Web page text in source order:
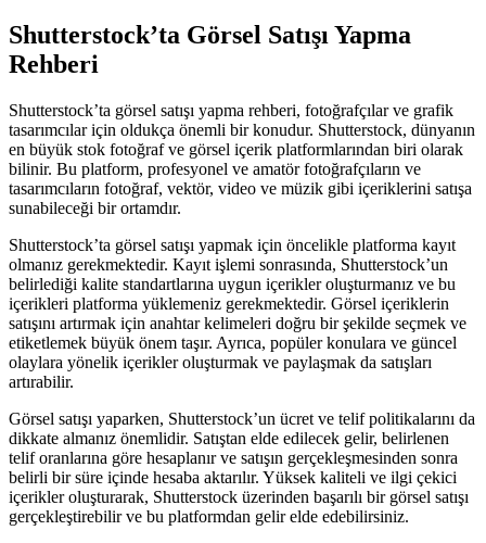
Shutterstock’ta Görsel Satışı Yapma
Rehberi
Shutterstock’ta görsel satışı yapma rehberi, fotoğrafçılar ve grafik
tasarımcılar için oldukça önemli bir konudur. Shutterstock, dünyanın
en büyük stok fotoğraf ve görsel içerik platformlarından biri olarak
bilinir. Bu platform, profesyonel ve amatör fotoğrafçıların ve
tasarımcıların fotoğraf, vektör, video ve müzik gibi içeriklerini satışa
sunabileceği bir ortamdır.
Shutterstock’ta görsel satışı yapmak için öncelikle platforma kayıt
olmanız gerekmektedir. Kayıt işlemi sonrasında, Shutterstock’un
belirlediği kalite standartlarına uygun içerikler oluşturmanız ve bu
içerikleri platforma yüklemeniz gerekmektedir. Görsel içeriklerin
satışını artırmak için anahtar kelimeleri doğru bir şekilde seçmek ve
etiketlemek büyük önem taşır. Ayrıca, popüler konulara ve güncel
olaylara yönelik içerikler oluşturmak ve paylaşmak da satışları
artırabilir.
Görsel satışı yaparken, Shutterstock’un ücret ve telif politikalarını da
dikkate almanız önemlidir. Satıştan elde edilecek gelir, belirlenen
telif oranlarına göre hesaplanır ve satışın gerçekleşmesinden sonra
belirli bir süre içinde hesaba aktarılır. Yüksek kaliteli ve ilgi çekici
içerikler oluşturarak, Shutterstock üzerinden başarılı bir görsel satışı
gerçekleştirebilir ve bu platformdan gelir elde edebilirsiniz.